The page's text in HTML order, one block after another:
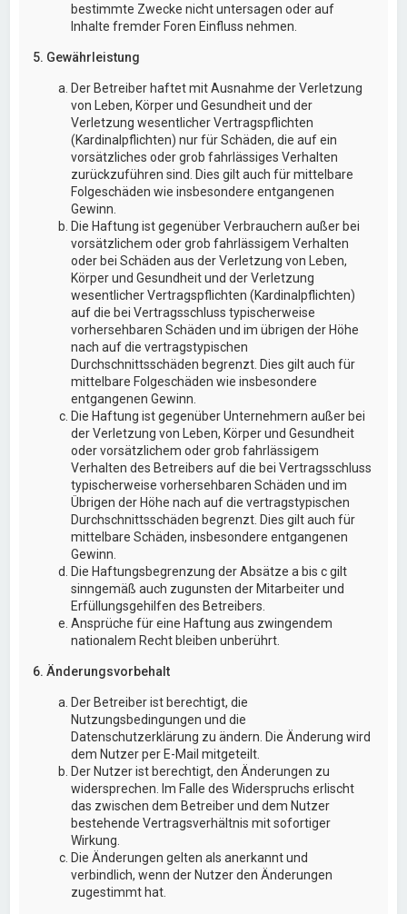
bestimmte Zwecke nicht untersagen oder auf
Inhalte fremder Foren Einfluss nehmen.
5. Gewährleistung
Der Betreiber haftet mit Ausnahme der Verletzung
von Leben, Körper und Gesundheit und der
Verletzung wesentlicher Vertragspflichten
(Kardinalpflichten) nur für Schäden, die auf ein
vorsätzliches oder grob fahrlässiges Verhalten
zurückzuführen sind. Dies gilt auch für mittelbare
Folgeschäden wie insbesondere entgangenen
Gewinn.
Die Haftung ist gegenüber Verbrauchern außer bei
vorsätzlichem oder grob fahrlässigem Verhalten
oder bei Schäden aus der Verletzung von Leben,
Körper und Gesundheit und der Verletzung
wesentlicher Vertragspflichten (Kardinalpflichten)
auf die bei Vertragsschluss typischerweise
vorhersehbaren Schäden und im übrigen der Höhe
nach auf die vertragstypischen
Durchschnittsschäden begrenzt. Dies gilt auch für
mittelbare Folgeschäden wie insbesondere
entgangenen Gewinn.
Die Haftung ist gegenüber Unternehmern außer bei
der Verletzung von Leben, Körper und Gesundheit
oder vorsätzlichem oder grob fahrlässigem
Verhalten des Betreibers auf die bei Vertragsschluss
typischerweise vorhersehbaren Schäden und im
Übrigen der Höhe nach auf die vertragstypischen
Durchschnittsschäden begrenzt. Dies gilt auch für
mittelbare Schäden, insbesondere entgangenen
Gewinn.
Die Haftungsbegrenzung der Absätze a bis c gilt
sinngemäß auch zugunsten der Mitarbeiter und
Erfüllungsgehilfen des Betreibers.
Ansprüche für eine Haftung aus zwingendem
nationalem Recht bleiben unberührt.
6. Änderungsvorbehalt
Der Betreiber ist berechtigt, die
Nutzungsbedingungen und die
Datenschutzerklärung zu ändern. Die Änderung wird
dem Nutzer per E-Mail mitgeteilt.
Der Nutzer ist berechtigt, den Änderungen zu
widersprechen. Im Falle des Widerspruchs erlischt
das zwischen dem Betreiber und dem Nutzer
bestehende Vertragsverhältnis mit sofortiger
Wirkung.
Die Änderungen gelten als anerkannt und
verbindlich, wenn der Nutzer den Änderungen
zugestimmt hat.